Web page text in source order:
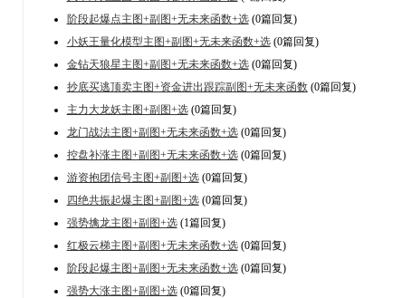
阶段起爆点主图+副图+无未来函数+选(0篇回复)
小妖王量化模型主图+副图+无未来函数+选(0篇回复)
金钻天狼星主图+副图+无未来函数+选(0篇回复)
抄底买逃顶卖主图+资金进出跟踪副图+无未来函数(0篇回复)
主力大龙妖主图+副图+选(0篇回复)
龙门战法主图+副图+无未来函数+选(0篇回复)
控盘补涨主图+副图+无未来函数+选(0篇回复)
游资抱团信号主图+副图+选(0篇回复)
四绝共振起爆主图+副图+选(0篇回复)
强势擒龙主图+副图+选(1篇回复)
红极云梯主图+副图+无未来函数+选(0篇回复)
阶段起爆主图+副图+无未来函数+选(0篇回复)
强势大涨主图+副图+选(0篇回复)